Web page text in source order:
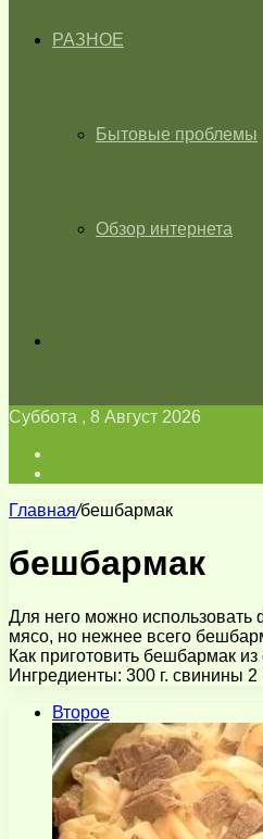
РАЗНОЕ
Бытовые проблемы
Обзор интернета
Суббота , 8 Август 2026
Главная/бешбармак
бешбармак
Для него можно использовать
мясо, но нежнее всего
Как приготовить бешбармак
Ингредиенты: 300 г. свинины 2
Второе